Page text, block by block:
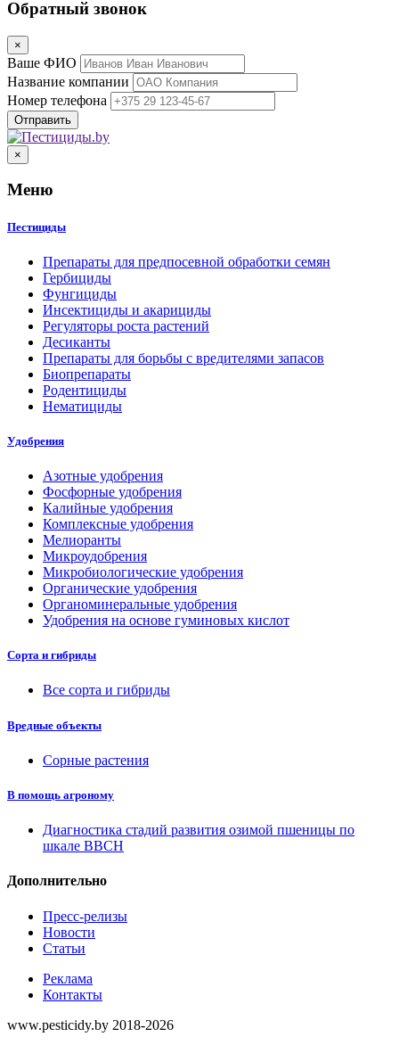
Обратный звонок
×
Ваше ФИО
Название компании
Номер телефона
×
Меню
Пестициды
Препараты для предпосевной обработки семян
Гербициды
Фунгициды
Инсектициды и акарициды
Регуляторы роста растений
Десиканты
Препараты для борьбы с вредителями запасов
Биопрепараты
Родентициды
Нематициды
Удобрения
Азотные удобрения
Фосфорные удобрения
Калийные удобрения
Комплексные удобрения
Мелиоранты
Микроудобрения
Микробиологические удобрения
Органические удобрения
Органоминеральные удобрения
Удобрения на основе гуминовых кислот
Сорта и гибриды
Все сорта и гибриды
Вредные объекты
Сорные растения
В помощь агроному
Диагностика стадий развития озимой пшеницы по
шкале ВВСН
Дополнительно
Пресс-релизы
Новости
Статьи
Реклама
Контакты
www.pesticidy.by 2018-2026